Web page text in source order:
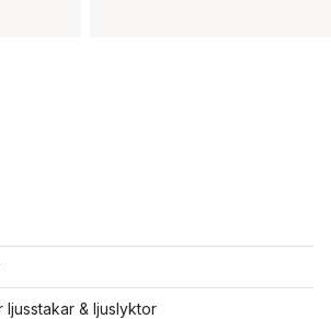
& ljuslyktor